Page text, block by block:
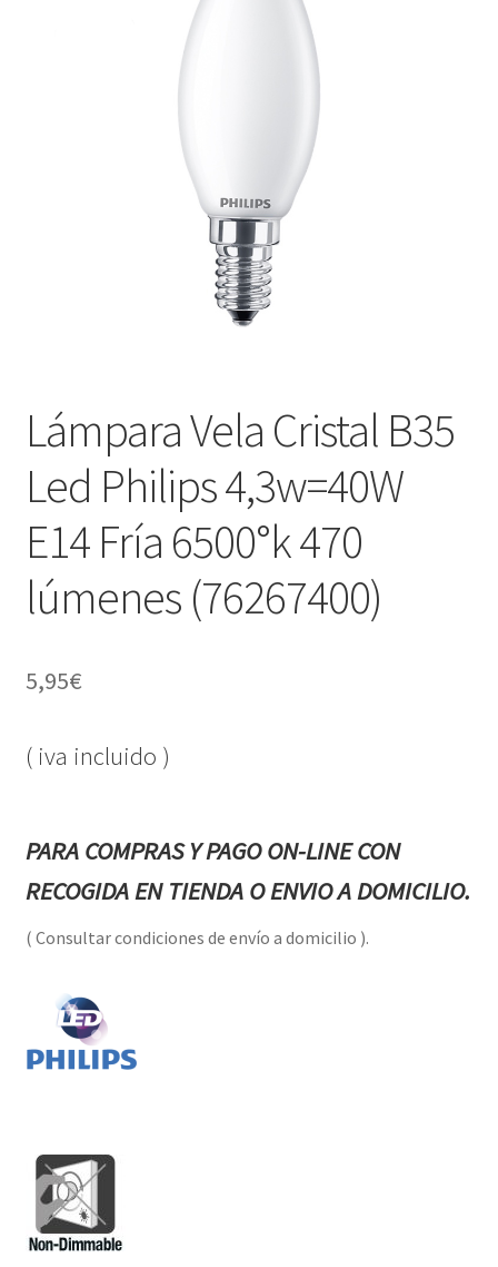
Contacta con nosotros
Lámpara Vela Cristal B35
Led Philips 4,3w=40W
E14 Fría 6500°k 470
lúmenes (76267400)
5,95€
( iva incluido )
PARA COMPRAS Y PAGO ON-LINE CON
RECOGIDA EN TIENDA O ENVIO A DOMICILIO.
( Consultar condiciones de envío a domicilio ).